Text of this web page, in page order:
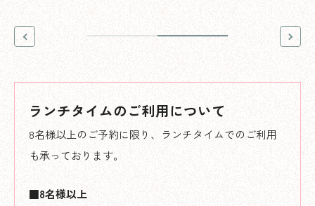
ランチタイムのご利用について
8名様以上のご予約に限り、 ランチタイムでのご利用
も承っております。
■8名様以上